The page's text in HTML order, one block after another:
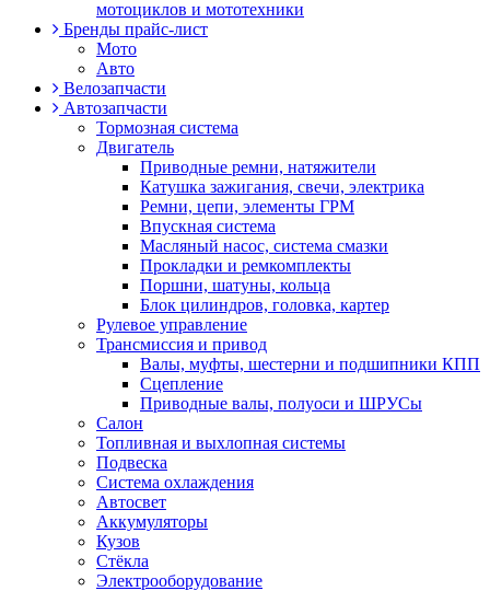
мотоциклов и мототехники
Бренды прайс-лист
Мото
Авто
Велозапчасти
Автозапчасти
Тормозная система
Двигатель
Приводные ремни, натяжители
Катушка зажигания, свечи, электрика
Ремни, цепи, элементы ГРМ
Впускная система
Масляный насос, система смазки
Прокладки и ремкомплекты
Поршни, шатуны, кольца
Блок цилиндров, головка, картер
Рулевое управление
Трансмиссия и привод
Валы, муфты, шестерни и подшипники КПП
Сцепление
Приводные валы, полуоси и ШРУСы
Салон
Топливная и выхлопная системы
Подвеска
Система охлаждения
Автосвет
Аккумуляторы
Кузов
Стёкла
Электрооборудование